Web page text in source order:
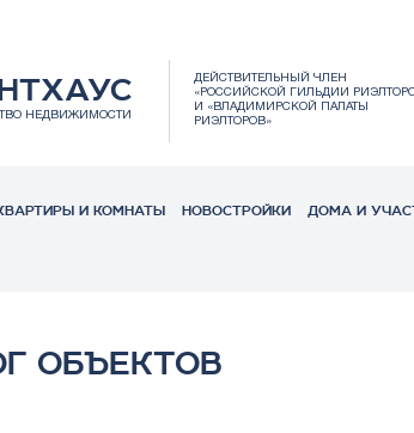
НЕДВИЖИМОСТИ
ДЕЙСТВИТЕЛЬНЫЙ ЧЛЕН
«РОССИЙСКОЙ ГИЛЬДИИ
И «ВЛАДИМИРСКОЙ ПАЛАТЫ
РИЭЛТОРОВ»
И КОМНАТЫ НОВОСТРОЙКИ ДОМА И
ОБЪЕКТОВ